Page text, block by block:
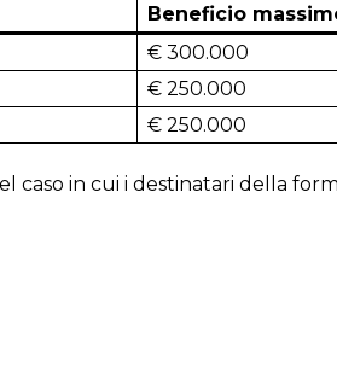
Beneficio
€ 300.000
€ 250.000
€ 250.000
caso in cui i destinatari della